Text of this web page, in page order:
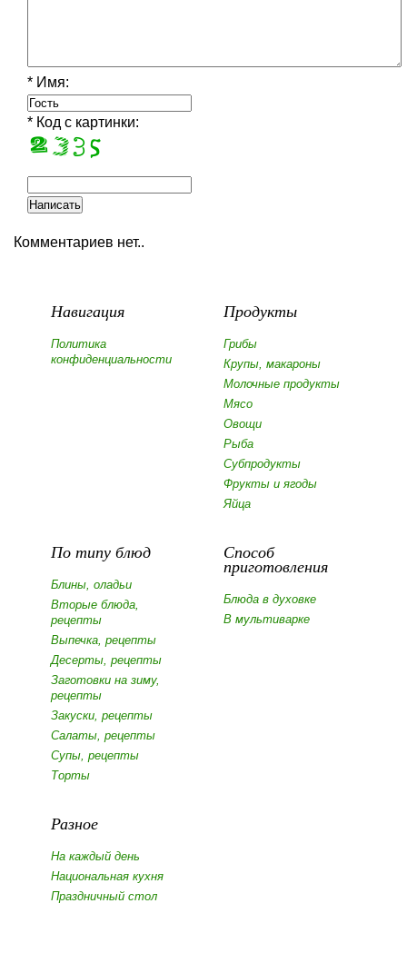
* Имя:
* Код с картинки:
Комментариев нет..
Навигация
Политика
конфиденциальности
Продукты
Грибы
Крупы, макароны
Молочные продукты
Мясо
Овощи
Рыба
Субпродукты
Фрукты и ягоды
Яйца
По типу блюд
Блины, оладьи
Вторые блюда,
рецепты
Выпечка, рецепты
Десерты, рецепты
Заготовки на зиму,
рецепты
Закуски, рецепты
Салаты, рецепты
Супы, рецепты
Торты
Способ
приготовления
Блюда в духовке
В мультиварке
Разное
На каждый день
Национальная кухня
Праздничный стол